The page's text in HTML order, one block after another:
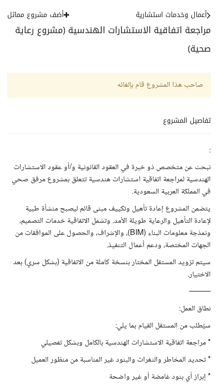
مراجعة اتفاقية الاستشارات الهندسية (مشروع رعاية
صحية)
أعمال وخدمات استشارية أضف مشروع مماثل
صاحب هذا المشروع قام بإلغائه
تفاصيل المشروع
:
نبحث عن متخصص ذو خبرة في العقود القانونية و/أو عقود الاستشارات
الهندسية لمراجعة اتفاقية استشارات هندسية تتعلق بمشروع مرفق صحي
في المملكة العربية السعودية.
يتضمن المشروع إعادة تأهيل وتكييف مبنى قائم ليصبح منشأة طبية
لإعادة التأهيل والرعاية طويلة الأمد. وتشمل الاتفاقية خدمات التصميم،
ونمذجة معلومات البناء (BIM)، والإشراف، والحصول على الموافقات من
الجهات المختصة، ودعم أعمال التنفيذ.
سيتم تزويد المستقل المختار بنسخة كاملة من الاتفاقية (بشكل سري) بعد
الاختيار.
⸻
نطاق العمل:
سيُطلب من المستقل القيام بما يلي:
* مراجعة اتفاقية الاستشارات الهندسية بالكامل وبشكل تفصيلي
* تحديد المخاطر والثغرات والبنود غير المناسبة من منظور العميل
* إبراز أي بنود غامضة أو غير واضحة